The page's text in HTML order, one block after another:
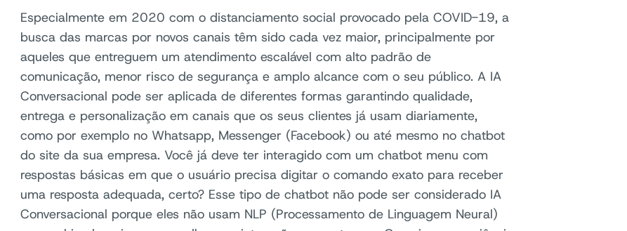
Especialmente em 2020 com o distanciamento social provocado pela COVID-19, a
busca das marcas por novos canais têm sido cada vez maior, principalmente por
aqueles que entreguem um atendimento escalável com alto padrão de
comunicação, menor risco de segurança e amplo alcance com o seu público. A IA
Conversacional pode ser aplicada de diferentes formas garantindo qualidade,
entrega e personalização em canais que os seus clientes já usam diariamente,
como por exemplo no Whatsapp, Messenger (Facebook) ou até mesmo no chatbot
do site da sua empresa. Você já deve ter interagido com um chatbot menu com
respostas básicas em que o usuário precisa digitar o comando exato para receber
uma resposta adequada, certo? Esse tipo de chatbot não pode ser considerado IA
Conversacional porque eles não usam NLP (Processamento de Linguagem Neural)